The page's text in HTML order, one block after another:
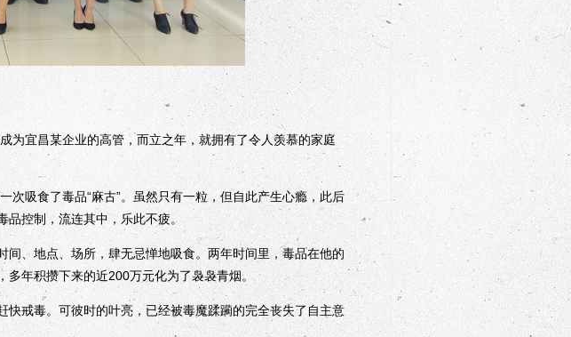
宜昌某企业的高管，而立之年，就拥有了令人羡慕的家庭
吸食了毒品“麻古”。虽然只有一粒，但自此产生心瘾，此后
控制，流连其中，乐此不疲。
、地点、场所，肆无忌惮地吸食。两年时间里，毒品在他的
多年积攒下来的近200万元化为了袅袅青烟。
戒毒。可彼时的叶亮，已经被毒魔蹂躏的完全丧失了自主意